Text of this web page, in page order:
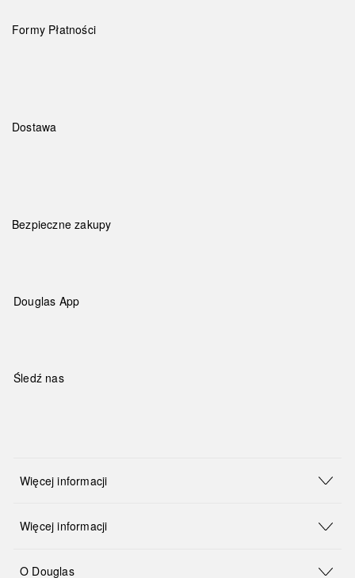
Formy Płatności
Dostawa
Bezpieczne zakupy
Douglas App
Śledź nas
Więcej informacji
Więcej informacji
O Douglas